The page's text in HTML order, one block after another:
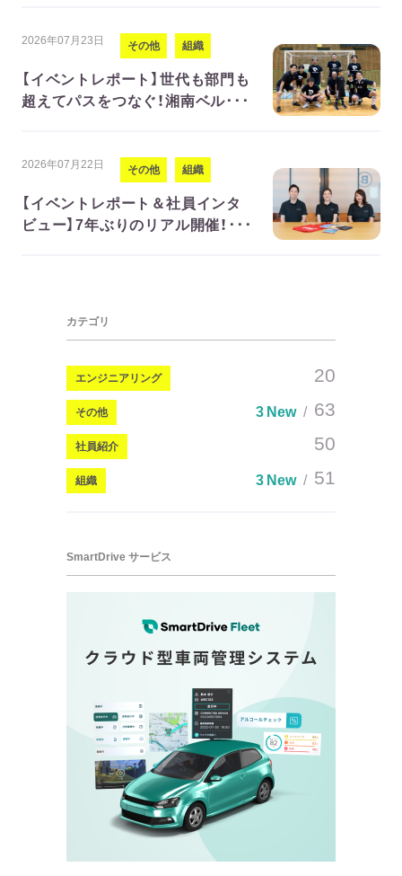
2026年07月23日 その他 組織
【イベントレポート】世代も部門も
超えてパスをつなぐ！湘南ベル･･･
2026年07月22日 その他 組織
【イベントレポート＆社員インタ
ビュー】7年ぶりのリアル開催！･･･
カテゴリ
エンジニアリング 20
その他 3 New 63
社員紹介 50
組織 3 New 51
SmartDrive サービス